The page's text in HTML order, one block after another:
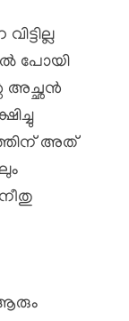
പോയി
അച്ഛൻ
അത്
ആരും